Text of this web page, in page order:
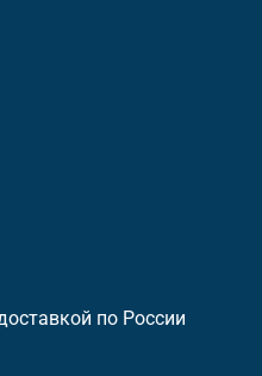
по России